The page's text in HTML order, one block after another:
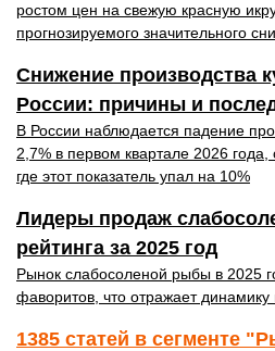
ростом цен на свежую красную
прогнозируемого значительного
Снижение производства
России: причины и
В России наблюдается падение
2,7% в первом квартале 2026
где этот показатель упал на 10%
Лидеры продаж
рейтинга за 2025 год
Рынок слабосоленой рыбы в 2025
фаворитов, что отражает динамику
1385 статей в сегменте